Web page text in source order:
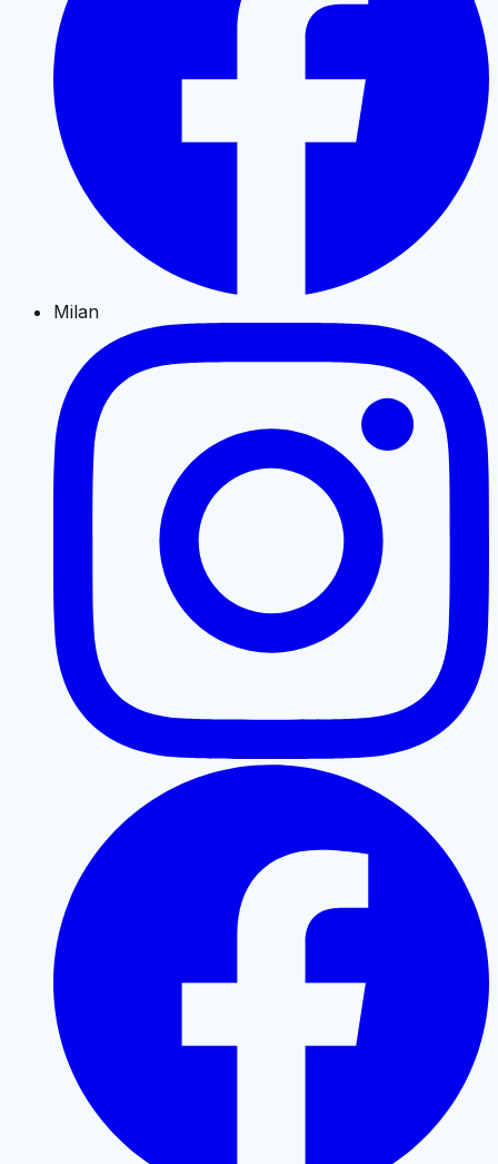
Milan